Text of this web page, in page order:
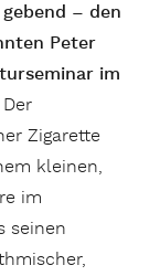
– den
Peter
im
Der
Zigarette
kleinen,
im
seinen